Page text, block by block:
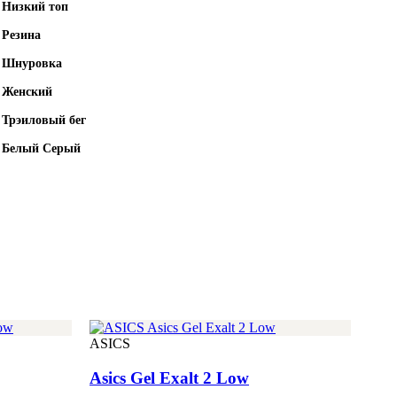
Низкий топ
Резина
Шнуровка
Женский
Трэиловый бег
Белый Серый
ASICS
Asics Gel Exalt 2 Low